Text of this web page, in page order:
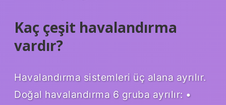
Kaç çeşit havalandırma
vardır?
Havalandırma sistemleri üç alana ayrılır.
Doğal havalandırma 6 gruba ayrılır: •